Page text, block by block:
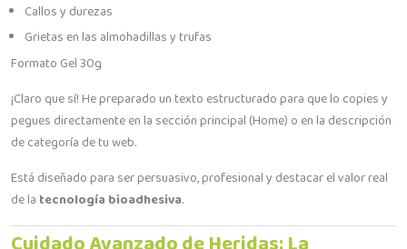
Callos y durezas
Grietas en las almohadillas y trufas
Formato Gel 30g
¡Claro que sí! He preparado un texto estructurado para que lo copies y
pegues directamente en la sección principal (Home) o en la descripción
de categoría de tu web.
Está diseñado para ser persuasivo, profesional y destacar el valor real
de la tecnología bioadhesiva.